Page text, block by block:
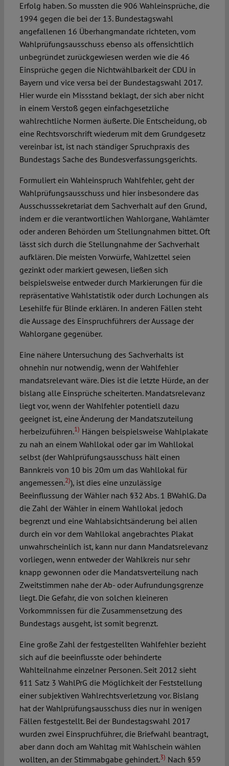
Erfolg haben. So mussten die 906 Wahleinsprüche, die
1994 gegen die bei der 13. Bundestagswahl
angefallenen 16 Überhangmandate richteten, vom
Wahlprüfungsausschuss ebenso als offensichtlich
unbegründet zurückgewiesen werden wie die 46
Einsprüche gegen die Nichtwählbarkeit der CDU in
Bayern und vice versa bei der Bundestagswahl 2017.
Hier wurde ein Missstand beklagt, der sich aber nicht
in einem Verstoß gegen einfachgesetzliche
wahlrechtliche Normen äußerte. Die Entscheidung, ob
eine Rechtsvorschrift wiederum mit dem Grundgesetz
vereinbar ist, ist nach ständiger Spruchpraxis des
Bundestags Sache des Bundesverfassungsgerichts.
Formuliert ein Wahleinspruch Wahlfehler, geht der
Wahlprüfungsausschuss und hier insbesondere das
Ausschusssekretariat dem Sachverhalt auf den Grund,
indem er die verantwortlichen Wahlorgane, Wahlämter
oder anderen Behörden um Stellungnahmen bittet. Oft
lässt sich durch die Stellungnahme der Sachverhalt
aufklären. Die meisten Vorwürfe, Wahlzettel seien
gezinkt oder markiert gewesen, ließen sich
beispielsweise entweder durch Markierungen für die
repräsentative Wahlstatistik oder durch Lochungen als
Lesehilfe für Blinde erklären. In anderen Fällen steht
die Aussage des Einspruchführers der Aussage der
Wahlorgane gegenüber.
Eine nähere Untersuchung des Sachverhalts ist
ohnehin nur notwendig, wenn der Wahlfehler
mandatsrelevant wäre. Dies ist die letzte Hürde, an der
bislang alle Einsprüche scheiterten. Mandatsrelevanz
liegt vor, wenn der Wahlfehler potentiell dazu
geeignet ist, eine Änderung der Mandatszuteilung
herbeizuführen.1) Hängen beispielsweise Wahlplakate
zu nah an einem Wahllokal oder gar im Wahllokal
selbst (der Wahlprüfungsausschuss hält einen
Bannkreis von 10 bis 20m um das Wahllokal für
angemessen.2)), ist dies eine unzulässige
Beeinflussung der Wähler nach §32 Abs. 1 BWahlG. Da
die Zahl der Wähler in einem Wahllokal jedoch
begrenzt und eine Wahlabsichtsänderung bei allen
durch ein vor dem Wahllokal angebrachtes Plakat
unwahrscheinlich ist, kann nur dann Mandatsrelevanz
vorliegen, wenn entweder der Wahlkreis nur sehr
knapp gewonnen oder die Mandatsverteilung nach
Zweitstimmen nahe der Ab- oder Aufrundungsgrenze
liegt. Die Gefahr, die von solchen kleineren
Vorkommnissen für die Zusammensetzung des
Bundestags ausgeht, ist somit begrenzt.
Eine große Zahl der festgestellten Wahlfehler bezieht
sich auf die beeinflusste oder behinderte
Wahlteilnahme einzelner Personen. Seit 2012 sieht
§11 Satz 3 WahlPrG die Möglichkeit der Feststellung
einer subjektiven Wahlrechtsverletzung vor. Bislang
hat der Wahlprüfungsausschuss dies nur in wenigen
Fällen festgestellt. Bei der Bundestagswahl 2017
wurden zwei Einspruchführer, die Briefwahl beantragt,
aber dann doch am Wahltag mit Wahlschein wählen
wollten, an der Stimmabgabe gehindert.3) Nach §59